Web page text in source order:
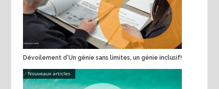
Dévoilement d’Un génie sans limites, un génie inclusif!
Nouveaux articles